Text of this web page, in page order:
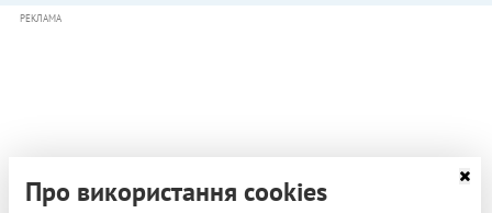
РЕКЛАМА
Про використання cookies